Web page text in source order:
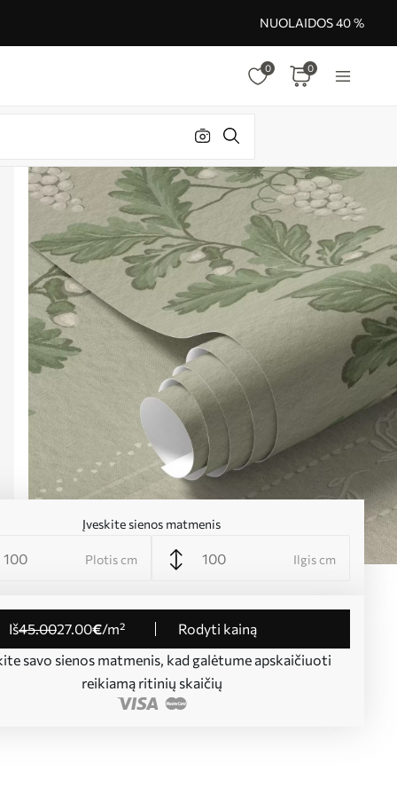
NUOLAIDOS 40 %
0 0
Įveskite sienos matmenis
Plotis cm Ilgis cm
iš45.0027.00€/m²
Rodyti kainą
savo sienos matmenis, kad galėtume apskaičiuoti
reikiamą ritinių skaičių